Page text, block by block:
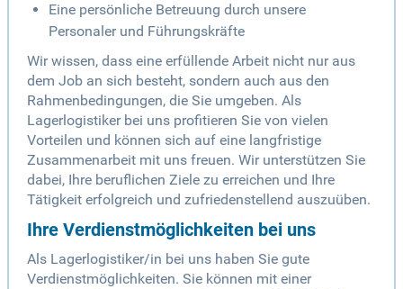
Eine persönliche Betreuung durch unsere
Personaler und Führungskräfte
Wir wissen, dass eine erfüllende Arbeit nicht nur aus
dem Job an sich besteht, sondern auch aus den
Rahmenbedingungen, die Sie umgeben. Als
Lagerlogistiker bei uns profitieren Sie von vielen
Vorteilen und können sich auf eine langfristige
Zusammenarbeit mit uns freuen. Wir unterstützen Sie
dabei, Ihre beruflichen Ziele zu erreichen und Ihre
Tätigkeit erfolgreich und zufriedenstellend auszuüben.
Ihre Verdienstmöglichkeiten bei uns
Als Lagerlogistiker/in bei uns haben Sie gute
Verdienstmöglichkeiten. Sie können mit einer